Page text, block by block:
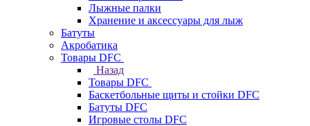
Лыжные палки
Хранение и аксессуары для лыж
Батуты
Акробатика
Товары DFC
Назад
Товары DFC
Баскетбольные щиты и стойки DFC
Батуты DFC
Игровые столы DFC